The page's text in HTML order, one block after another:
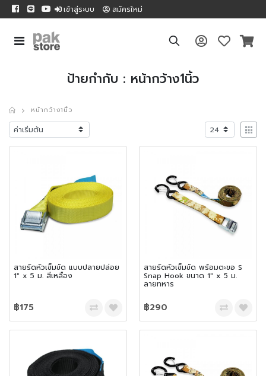
เข้าสู่ระบบ สมัครใหม่
ป้ายกำกับ : หน้ากว้าง1นิ้ว
หน้ากว้าง1นิ้ว
สายรัดหัวเข็มขัด แบบปลายปล่อย
1″ x 5 ม. สีเหลือง
฿175
สายรัดหัวเข็มขัด พร้อมตะขอ S
Snap Hook ขนาด 1″ x 5 ม.
ลายทหาร
฿290